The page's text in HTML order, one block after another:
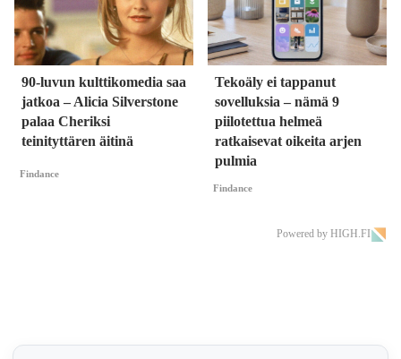
90-luvun kulttikomedia saa
jatkoa – Alicia Silverstone
palaa Cheriksi
teinityttären äitinä
Findance
Tekoäly ei tappanut
sovelluksia – nämä 9
piilotettua helmeä
ratkaisevat oikeita arjen
pulmia
Findance
Powered by HIGH.FI